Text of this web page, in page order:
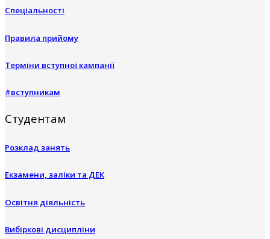
Спеціальності
Правила прийому
Терміни вступної кампанії
#вступникам
Студентам
Розклад занять
Екзамени, заліки та ДЕК
Освітня діяльність
Вибіркові дисципліни